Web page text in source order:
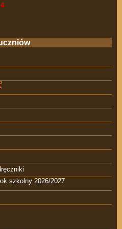
szkolny 2026/2027